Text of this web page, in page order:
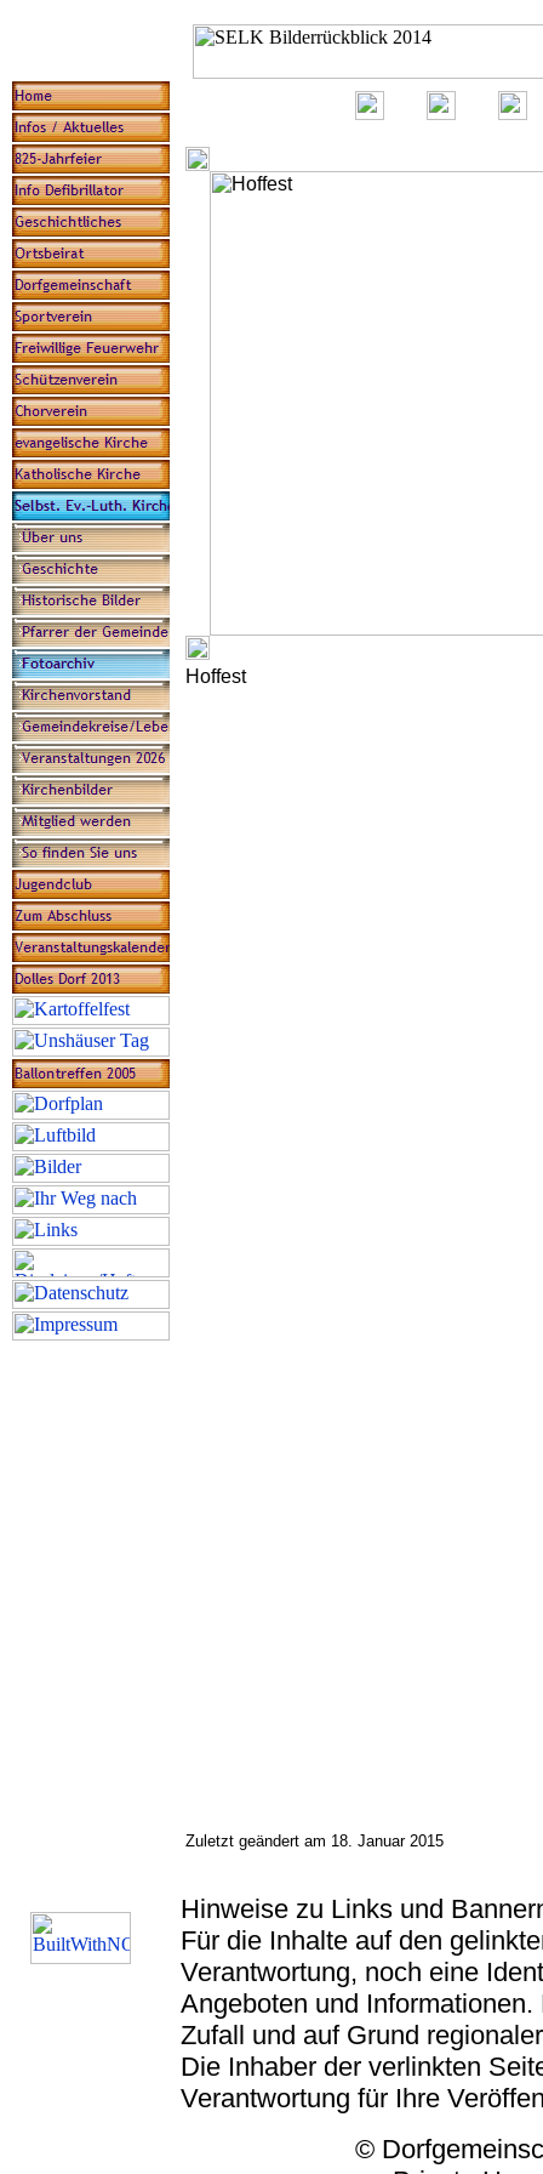
Hoffest
Zuletzt geändert am 18. Januar 2015
Hinweise zu Links und
Für die Inhalte auf den
Verantwortung, noch eine
Angeboten und
Zufall und auf Grund
Die Inhaber der verlinkten
Verantwortung für Ihre
© Dorfgemeinschaft